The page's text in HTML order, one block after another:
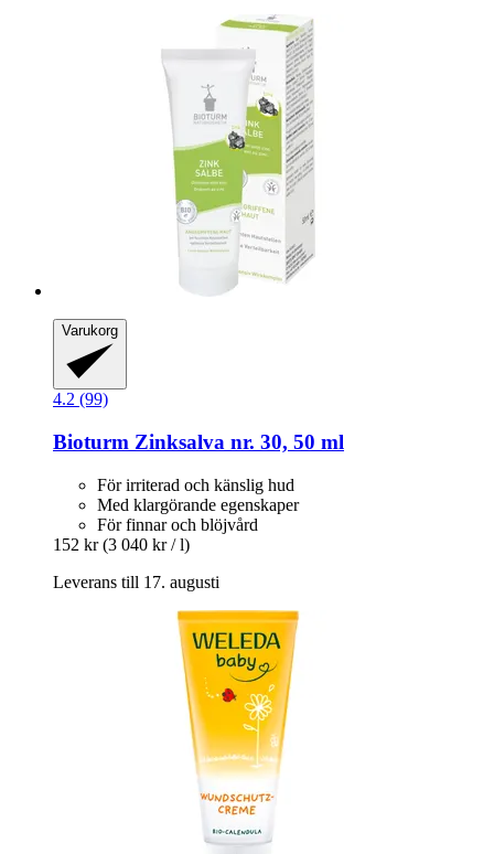
Varukorg
4.2 (99)
Bioturm Zinksalva nr. 30, 50 ml
För irriterad och känslig hud
Med klargörande egenskaper
För finnar och blöjvård
152 kr (3 040 kr / l)
Leverans till 17. augusti